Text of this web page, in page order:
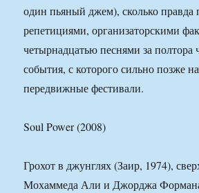
один пьяный джем), сколько правда
репетициями, организаторскими
четырнадцатью песнями за полтора
события, с которого сильно позже
передвижные фестивали.
Soul Power (2008)
Грохот в джунглях (Заир, 1974),
Мохаммеда Али и Джорджа